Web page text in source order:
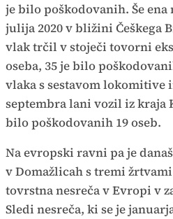
je bilo poškodovanih. Še ena
julija 2020 v bližini Češkega
vlak trčil v stoječi tovorni
oseba, 35 je bilo
vlaka s sestavom lokomitive
septembra lani vozil iz kraja
bilo poškodovanih 19 oseb.
Na evropski ravni pa je
v Domažlicah s tremi
tovrstna nesreča v Evropi v
Sledi nesreča, ki se je